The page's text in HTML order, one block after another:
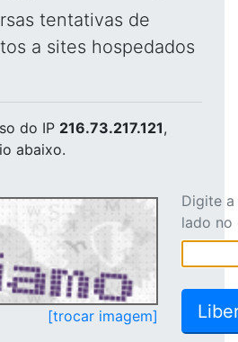
tentativas de
a sites hospedados
do IP 216.73.217.121,
abaixo.
[trocar imagem]
Digite
lado no